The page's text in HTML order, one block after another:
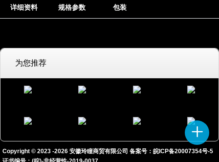
详细资料 规格参数 包装
为您推荐
Copyright © 2023 -2026 安徽玲瞳商贸有限公司 备案号： 皖ICP备20007354号-5